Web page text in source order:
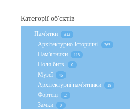
Категорії об'єктів
Пам'ятки 312
Архітектурно-історичні 265
Пам'ятники 115
Поля битв 0
Музеї 46
Архітектурні пам'ятники 18
Фортеці 2
Замки 0